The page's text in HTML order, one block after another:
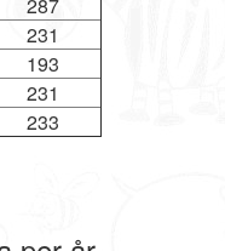
231
193
231
233